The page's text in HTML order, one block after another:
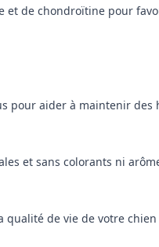
et de chondroïtine pour
aider à maintenir
et sans colorants ni
de vie de votre